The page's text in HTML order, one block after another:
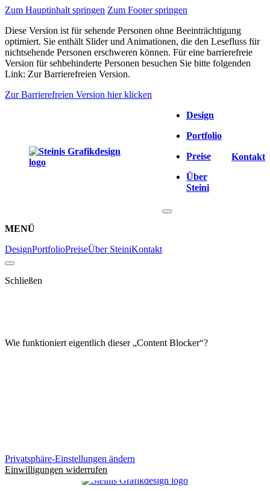
Zum Hauptinhalt springen Zum Footer springen
Diese Version ist für sehende Personen ohne Beeinträchtigung
optimiert. Sie enthält Slider und Animationen, die den Lesefluss für
nichtsehende Personen erschweren können. Für eine barrierefreie
Version für sehbehinderte Personen besuchen Sie bitte folgenden
Link: Zur Barrierefreien Version.
Zur Barrierefreien Version hier klicken
Design
Portfolio
Preise
Über
Steini
Kontakt
MENÜ
DesignPortfolioPreiseÜber SteiniKontakt
Schließen
Wie funktioniert eigentlich dieser „Content Blocker“?
Privatsphäre-Einstellungen ändern
Einwilligungen widerrufen